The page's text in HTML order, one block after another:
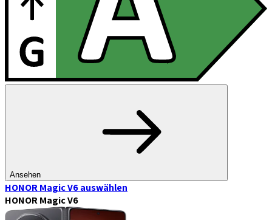
Ansehen
HONOR Magic V6auswählen
HONOR Magic V6